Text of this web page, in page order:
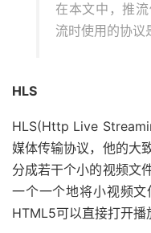
在本文中，推
流时使用的协议
HLS
HLS(Http Live
媒体传输协议，他的大
分成若干个小的视频文
一个一个地将小视频文
HTML5可以直接打开播